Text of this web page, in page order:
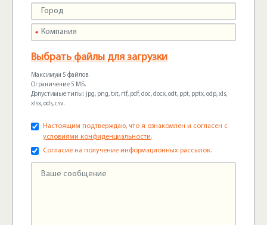
Выбрать файлы для загрузки
Максимум 5 файлов.
Ограничение 5 МБ.
Допустимые типы: jpg, png, txt, rtf, pdf, doc, docx, odt, ppt, pptx, odp, xls,
xlsx, ods, csv.
Настоящим подтверждаю, что я ознакомлен и согласен с
условиями конфиденциальности.
Согласие на получение информационных рассылок.